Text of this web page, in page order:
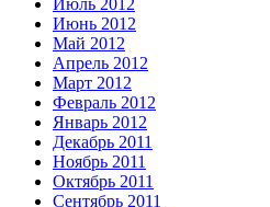
Июнь 2012
Май 2012
Апрель 2012
Март 2012
Февраль 2012
Январь 2012
Декабрь 2011
Ноябрь 2011
Октябрь 2011
Сентябрь 2011